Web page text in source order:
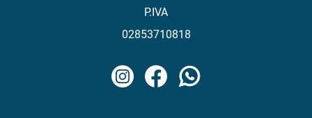
P.IVA
02853710818
InstagramFacebookWhatsApp